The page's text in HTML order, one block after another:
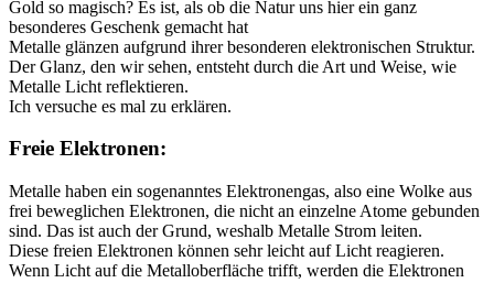
Gold so magisch? Es ist, als ob die Natur uns hier ein ganz
besonderes Geschenk gemacht hat
Metalle glänzen aufgrund ihrer besonderen elektronischen Struktur.
Der Glanz, den wir sehen, entsteht durch die Art und Weise, wie
Metalle Licht reflektieren.
Ich versuche es mal zu erklären.
Freie Elektronen:
Metalle haben ein sogenanntes Elektronengas, also eine Wolke aus
frei beweglichen Elektronen, die nicht an einzelne Atome gebunden
sind. Das ist auch der Grund, weshalb Metalle Strom leiten.
Diese freien Elektronen können sehr leicht auf Licht reagieren.
Wenn Licht auf die Metalloberfläche trifft, werden die Elektronen